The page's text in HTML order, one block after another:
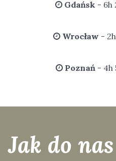
Gdańsk - 6h
Wrocław -
Poznań - 4h
Jak do